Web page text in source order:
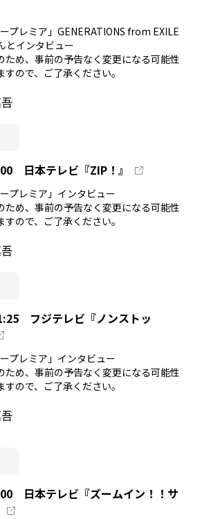
プレミア」GENERATIONS from EXILE
とインタビュー
め、事前の予告なく変更になる可能性
すので、ご了承ください。
日本テレビ『ZIP！』
プレミア」インタビュー
め、事前の予告なく変更になる可能性
すので、ご了承ください。
フジテレビ『ノンストッ
プレミア」インタビュー
め、事前の予告なく変更になる可能性
すので、ご了承ください。
日本テレビ『ズームイン！！サ